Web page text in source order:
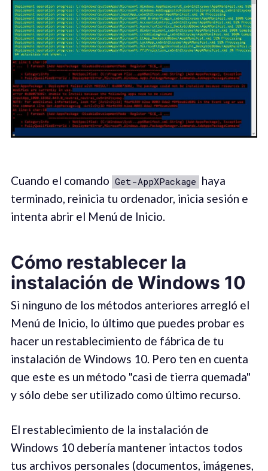
Cuando el comando Get-AppXPackage haya
terminado, reinicia tu ordenador, inicia sesión e
intenta abrir el Menú de Inicio.
Cómo restablecer la
instalación de Windows 10
Si ninguno de los métodos anteriores arregló el
Menú de Inicio, lo último que puedes probar es
hacer un restablecimiento de fábrica de tu
instalación de Windows 10. Pero ten en cuenta
que este es un método "casi de tierra quemada"
y sólo debe ser utilizado como último recurso.
El restablecimiento de la instalación de
Windows 10 debería mantener intactos todos
tus archivos personales (documentos, imágenes,